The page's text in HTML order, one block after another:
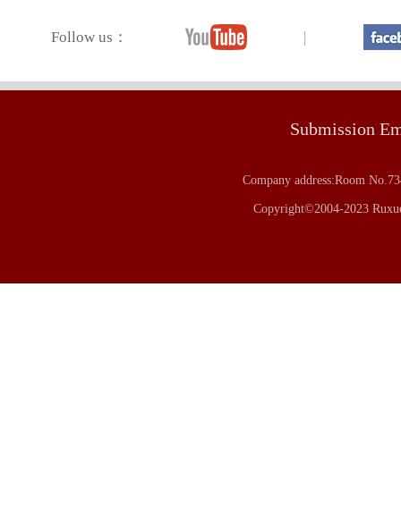
Follow us：
Submission
Company address:Room
Copyright©2004-2023